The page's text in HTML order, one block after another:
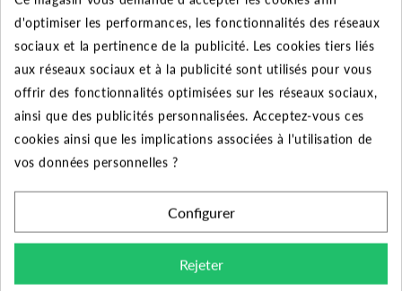
Autres produits de la gamme :
-
La gamme MXS existe en version triphasée,
monophasée avec ou sans flotteur, avec ou sans coffret
de démarrage.
Autres accessoires :
d'optimiser les performances, les fonctionnalités des réseaux
sociaux et la pertinence de la publicité. Les cookies tiers liés
aux réseaux sociaux et à la publicité sont utilisés pour vous
offrir des fonctionnalités optimisées sur les réseaux sociaux,
ainsi que des publicités personnalisées. Acceptez-vous ces
cookies ainsi que les implications associées à l'utilisation de
vos données personnelles ?
Configurer
Rejeter